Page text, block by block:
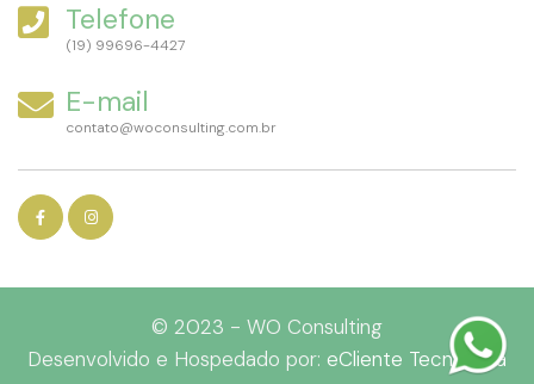
Telefone
(19) 99696-4427
E-mail
contato@woconsulting.com.br
© 2023 - WO Consulting
Desenvolvido e Hospedado por: eCliente Tecnologia